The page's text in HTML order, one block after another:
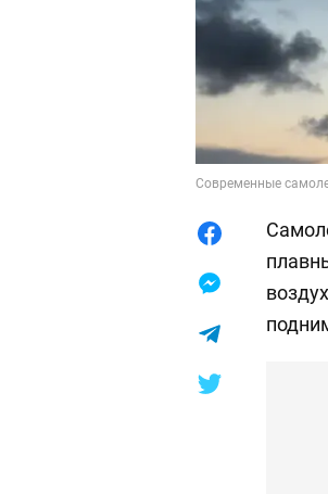
Современные